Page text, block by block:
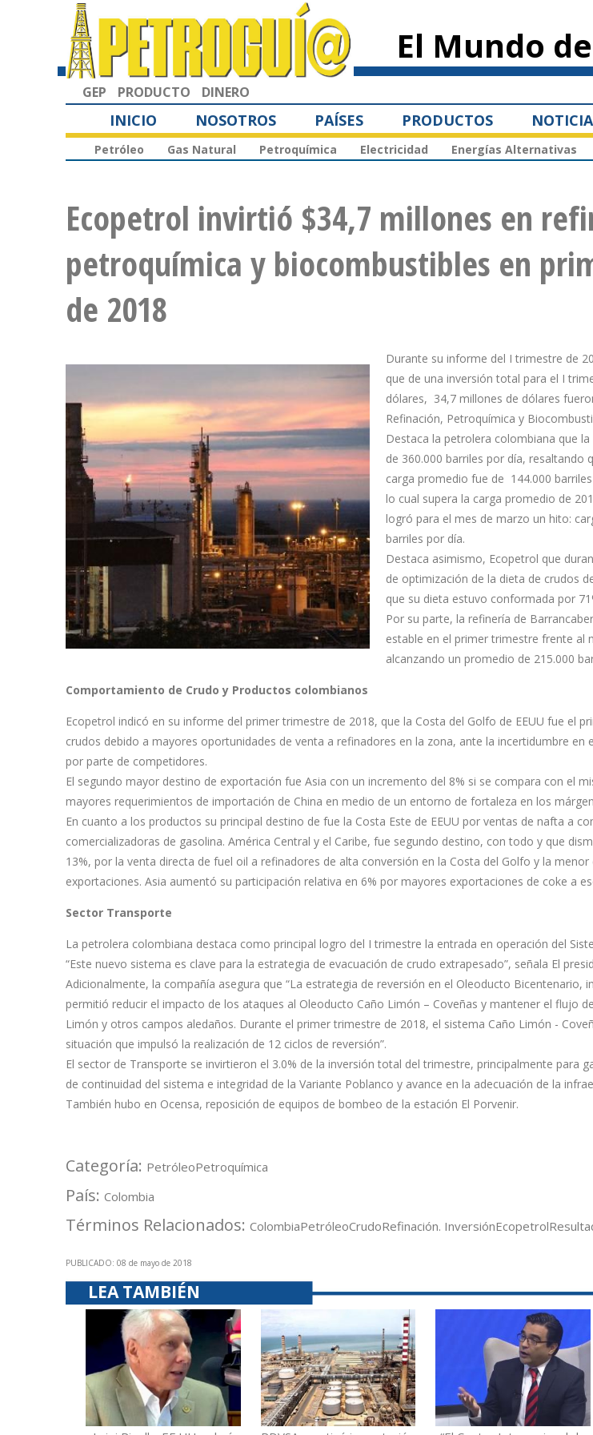
principal
El Mundo
GEP PRODUCTO DINERO
INICIO NOSOTROS PAÍSES PRODUCTOS
Petróleo Gas Natural Petroquímica Electricidad Energías Alternativas
Ecopetrol invirtió $34,7 millones en
petroquímica y biocombustibles en
de 2018
Durante su informe del I trimestre de
que de una inversión total para el I
dólares, 34,7 millones de dólares
Refinación, Petroquímica y
Destaca la petrolera colombiana que
de 360.000 barriles por día, resaltando
carga promedio fue de 144.000
lo cual supera la carga promedio de
logró para el mes de marzo un hito:
barriles por día.
Destaca asimismo, Ecopetrol que
de optimización de la dieta de crudos
que su dieta estuvo conformada por
Por su parte, la refinería de
estable en el primer trimestre frente al
alcanzando un promedio de 215.000
Comportamiento de Crudo y Productos colombianos
Ecopetrol indicó en su informe del primer trimestre de 2018, que la Costa del Golfo de EEUU fue el
crudos debido a mayores oportunidades de venta a refinadores en la zona, ante la incertidumbre en
por parte de competidores.
El segundo mayor destino de exportación fue Asia con un incremento del 8% si se compara con el
mayores requerimientos de importación de China en medio de un entorno de fortaleza en los
En cuanto a los productos su principal destino de fue la Costa Este de EEUU por ventas de nafta a
comercializadoras de gasolina. América Central y el Caribe, fue segundo destino, con todo y que
13%, por la venta directa de fuel oil a refinadores de alta conversión en la Costa del Golfo y la
exportaciones. Asia aumentó su participación relativa en 6% por mayores exportaciones de coke a
Sector Transporte
La petrolera colombiana destaca como principal logro del I trimestre la entrada en operación del
“Este nuevo sistema es clave para la estrategia de evacuación de crudo extrapesado”, señala El
Adicionalmente, la compañía asegura que “La estrategia de reversión en el Oleoducto Bicentenario,
permitió reducir el impacto de los ataques al Oleoducto Caño Limón – Coveñas y mantener el flujo
Limón y otros campos aledaños. Durante el primer trimestre de 2018, el sistema Caño Limón -
situación que impulsó la realización de 12 ciclos de reversión”.
El sector de Transporte se invirtieron el 3.0% de la inversión total del trimestre, principalmente para
de continuidad del sistema e integridad de la Variante Poblanco y avance en la adecuación de la
También hubo en Ocensa, reposición de equipos de bombeo de la estación El Porvenir.
Categoría: PetróleoPetroquímica
País: Colombia
Términos Relacionados: ColombiaPetróleoCrudoRefinación. InversiónEcopetrol
PUBLICADO: 08 de mayo de 2018
LEA TAMBIÉN